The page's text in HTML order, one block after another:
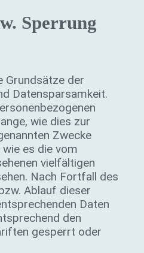
Sperrung
Grundsätze der
Datensparsamkeit.
wie dies zur
Zwecke
es die vom
vielfältigen
Nach Fortfall des
Ablauf dieser
Daten
den
gesperrt oder